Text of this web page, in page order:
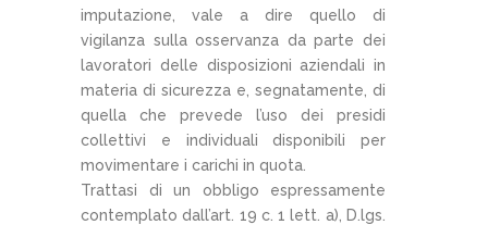
imputazione, vale a dire quello di
vigilanza sulla osservanza da parte dei
lavoratori delle disposizioni aziendali in
materia di sicurezza e, segnatamente, di
quella che prevede l’uso dei presidi
collettivi e individuali disponibili per
movimentare i carichi in quota.
Trattasi di un obbligo espressamente
contemplato dall’art. 19 c. 1 lett. a), D.lgs.